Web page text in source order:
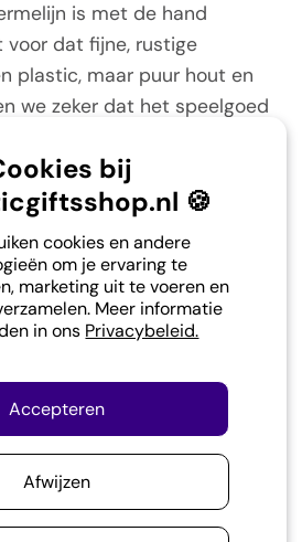
bij
🍪
cookies en andere
om je ervaring te
marketing uit te voeren en
Meer informatie
in ons Privacybeleid.
Accepteren
Afwijzen
is met de hand
voor dat fijne, rustige
plastic, maar puur hout en
we zeker dat het speelgoed
past perfect bij zijn
bijvoorbeeld de
een stukje natuur in
Goed voor Kind én
niet alleen om
om bewustzijn voor onze
inclusief de Wudimals -
Zo maak je met
niet alleen je kind blij,